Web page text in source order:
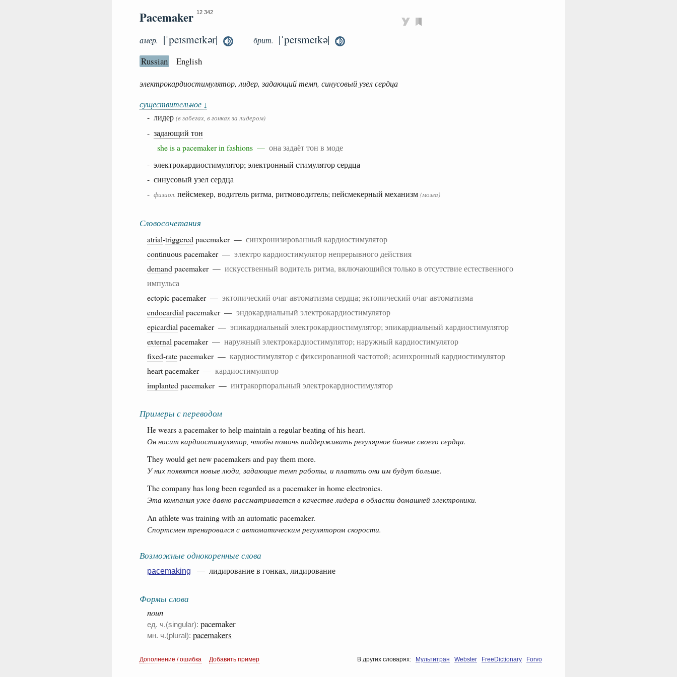
Pacemaker 12 342
амер. |ˈpeɪsmeɪkər| брит. |ˈpeɪsmeɪkə|
Russian English
электрокардиостимулятор, лидер, задающий темп, синусовый узел сердца
существительное ↓
- лидер (в забегах, в гонках за лидером)
- задающий тон
she is a pacemaker in fashions — она задаёт тон в моде
- электрокардиостимулятор; электронный стимулятор сердца
- синусовый узел сердца
- физиол. пейсмекер, водитель ритма, ритмоводитель; пейсмекерный механизм (мозга)
Словосочетания
atrial-triggered pacemaker — синхронизированный кардиостимулятор
continuouspacemaker — электро кардиостимулятор непрерывного действия
demand pacemaker — искусственный водитель ритма, включающийся только в отсутствие естественного
импульса
ectopicpacemaker — эктопический очаг автоматизма сердца; эктопический очаг автоматизма
endocardial pacemaker — эндокардиальный электрокардиостимулятор
epicardial pacemaker — эпикардиальный электрокардиостимулятор; эпикардиальный кардиостимулятор
external pacemaker — наружный электрокардиостимулятор; наружный кардиостимулятор
fixed-ratepacemaker — кардиостимулятор с фиксированной частотой; асинхронный кардиостимулятор
heartpacemaker — кардиостимулятор
implanted pacemaker — интракорпоральный электрокардиостимулятор
Примеры с переводом
He wears a pacemaker to help maintain a regular beating of his heart.
Он носит кардиостимулятор, чтобы помочь поддерживать регулярное биение своего сердца.
They would get new pacemakers and pay them more.
У них появятся новые люди, задающие темп работы, и платить они им будут больше.
The company has long been regarded as a pacemaker in home electronics.
Эта компания уже давно рассматривается в качестве лидера в области домашней электроники.
An athlete was training with an automatic pacemaker.
Спортсмен тренировался с автоматическим регулятором скорости.
Возможные однокоренные слова
pacemaking — лидирование в гонках, лидирование
Формы слова
noun
ед. ч.(singular): pacemaker
мн. ч.(plural): pacemakers
Дополнение / ошибка Добавить пример В других словарях: Мультитран Webster FreeDictionary Forvo